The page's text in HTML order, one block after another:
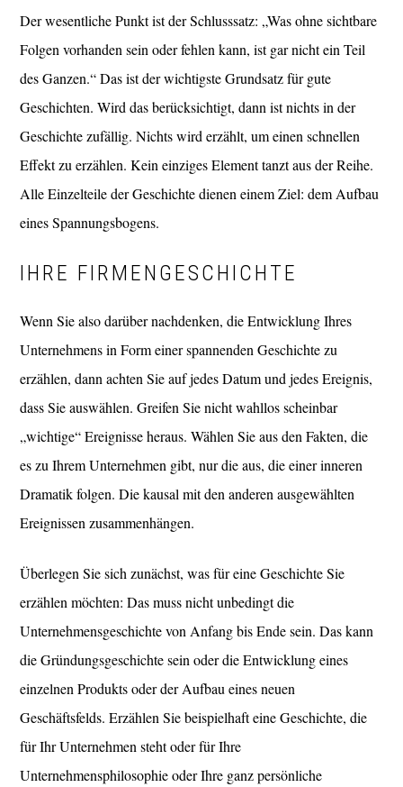
Der wesentliche Punkt ist der Schlusssatz: „Was ohne sichtbare
Folgen vorhanden sein oder fehlen kann, ist gar nicht ein Teil
des Ganzen.“ Das ist der wichtigste Grundsatz für gute
Geschichten. Wird das berücksichtigt, dann ist nichts in der
Geschichte zufällig. Nichts wird erzählt, um einen schnellen
Effekt zu erzählen. Kein einziges Element tanzt aus der Reihe.
Alle Einzelteile der Geschichte dienen einem Ziel: dem Aufbau
eines Spannungsbogens.
IHRE FIRMENGESCHICHTE
Wenn Sie also darüber nachdenken, die Entwicklung Ihres
Unternehmens in Form einer spannenden Geschichte zu
erzählen, dann achten Sie auf jedes Datum und jedes Ereignis,
dass Sie auswählen. Greifen Sie nicht wahllos scheinbar
„wichtige“ Ereignisse heraus. Wählen Sie aus den Fakten, die
es zu Ihrem Unternehmen gibt, nur die aus, die einer inneren
Dramatik folgen. Die kausal mit den anderen ausgewählten
Ereignissen zusammenhängen.
Überlegen Sie sich zunächst, was für eine Geschichte Sie
erzählen möchten: Das muss nicht unbedingt die
Unternehmensgeschichte von Anfang bis Ende sein. Das kann
die Gründungsgeschichte sein oder die Entwicklung eines
einzelnen Produkts oder der Aufbau eines neuen
Geschäftsfelds. Erzählen Sie beispielhaft eine Geschichte, die
für Ihr Unternehmen steht oder für Ihre
Unternehmensphilosophie oder Ihre ganz persönliche